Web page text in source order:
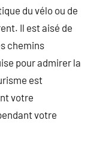
du vélo ou de
Il est aisé de
chemins
pour admirer la
est
votre
votre